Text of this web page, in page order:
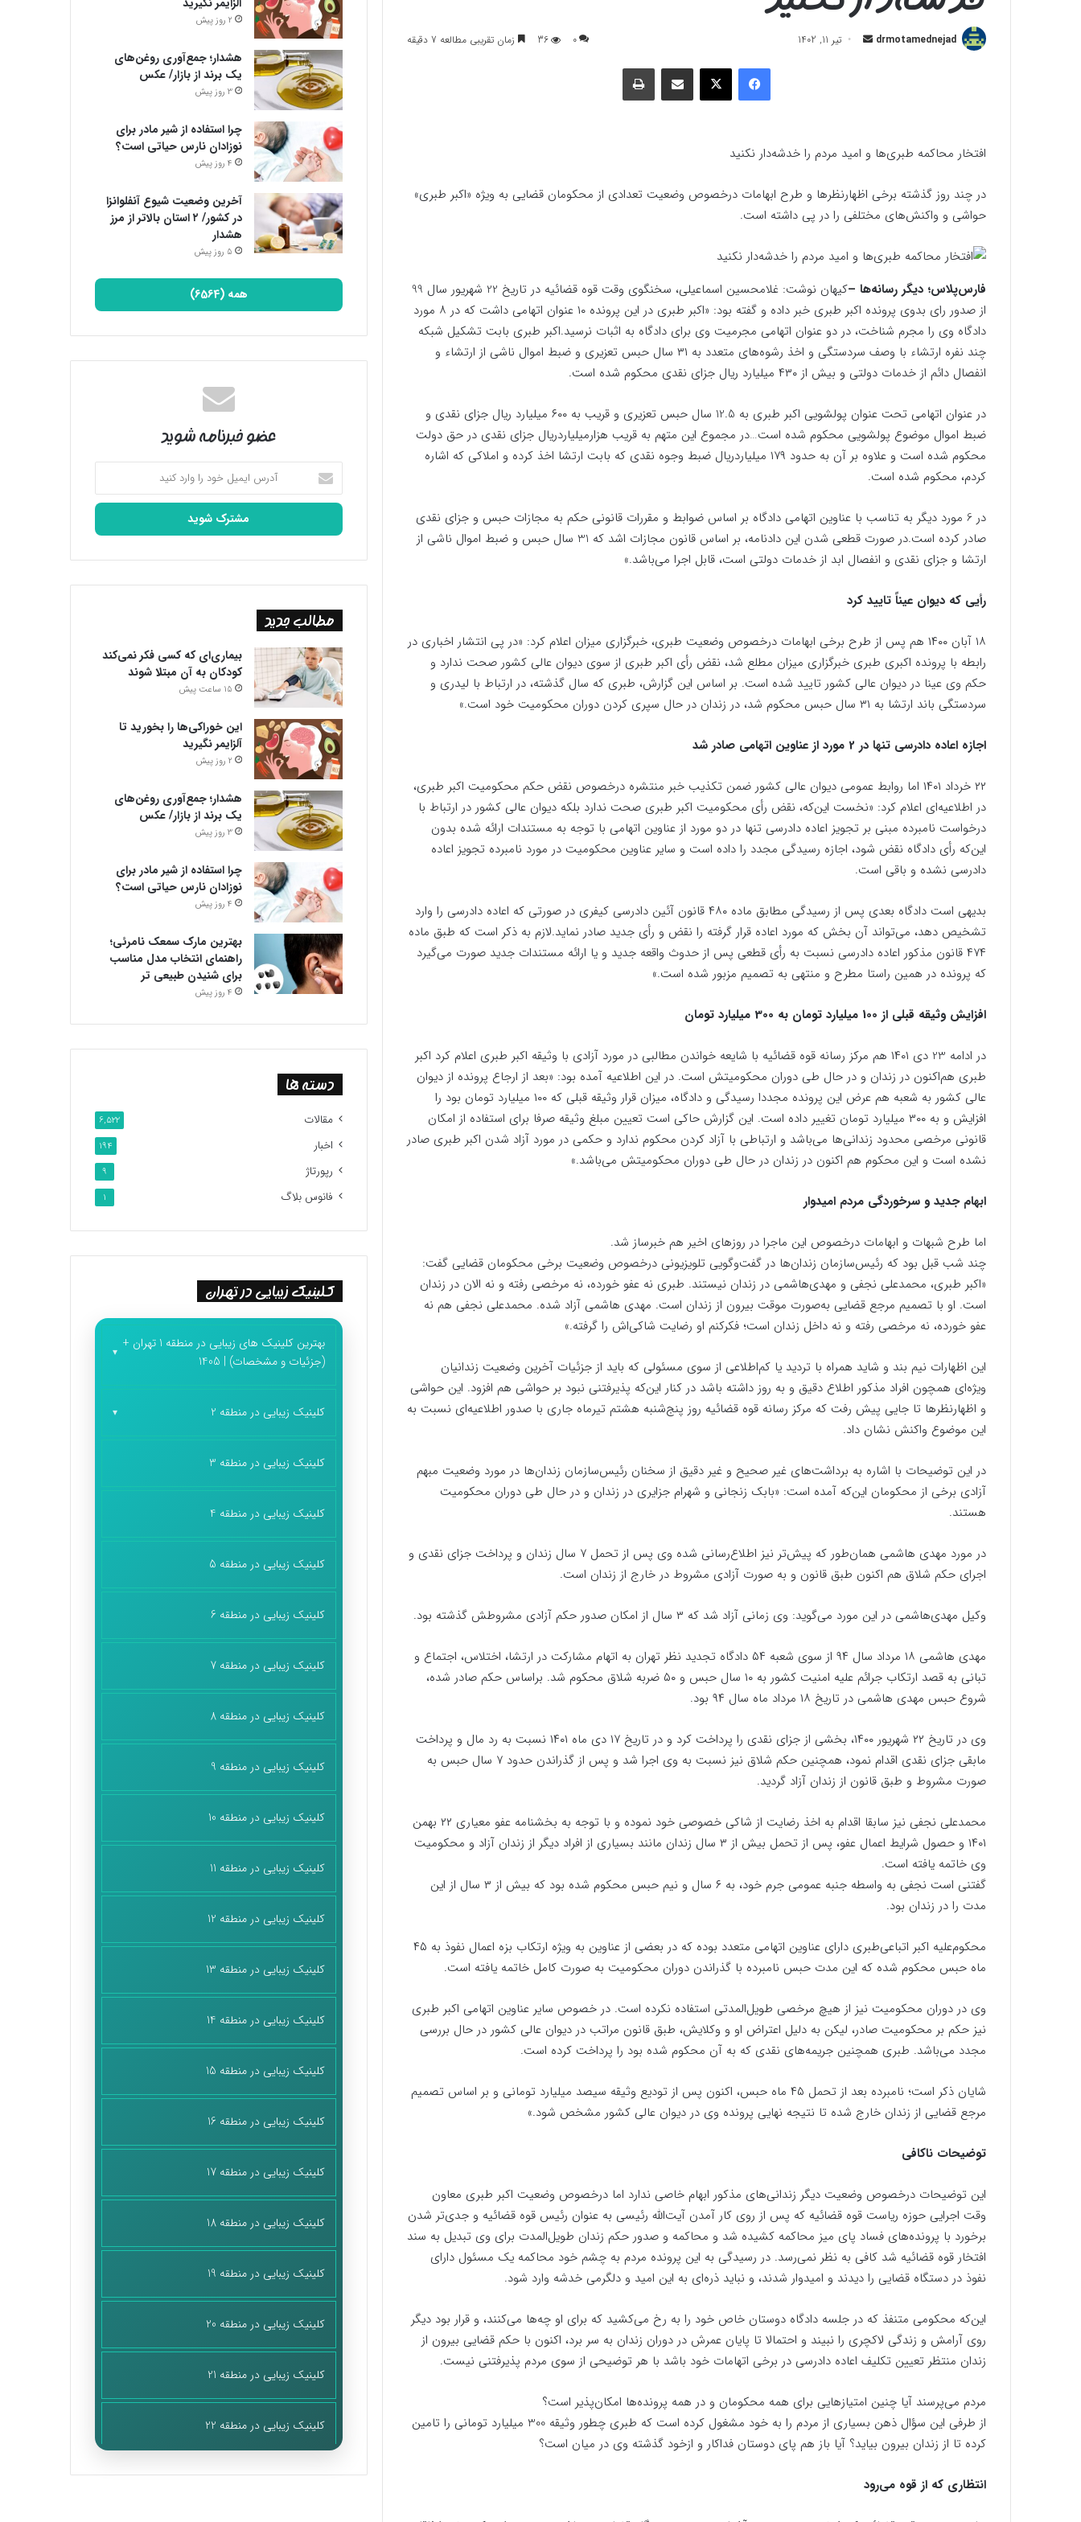
drmotamednejad
ارسال تیر 11, 1402 0
36 زمان تقریبی مطالعه 7 دقیقه
فیسبوک ایکس اشتراک گذاری با ایمیل چاپ
افتخار محاکمه طبری‌ها و امید مردم را خدشه‌دار نکنید
در چند روز گذشته برخی اظهارنظرها و طرح ابهامات درخصوص وضعیت تعدادی از محکومان قضایی به ویژه «اکبر طبری»
حواشی و واکنش‌های مختلفی را در پی داشته است.
فارس‌پلاس؛ دیگر رسانه‌ها –
کیهان نوشت: غلامحسین اسماعیلی، سخنگوی وقت قوه قضائیه در تاریخ 22 شهریور سال 99
از صدور رای بدوی پرونده اکبر طبری خبر داده و گفته بود: «اکبر طبری در این پرونده ۱۰ عنوان اتهامی داشت که در ۸ مورد
دادگاه وی را مجرم شناخت، در دو عنوان اتهامی ‌مجرمیت وی برای دادگاه به اثبات نرسید.اکبر طبری بابت تشکیل شبکه
چند نفره ارتشاء با وصف سردستگی و اخذ رشوه‌های متعدد به ۳۱ سال حبس تعزیری و ضبط اموال ناشی از ارتشاء و
انفصال دائم از خدمات دولتی و بیش از ۴۳۰ میلیارد ریال جزای نقدی محکوم شده است.
در عنوان اتهامی ‌تحت عنوان پولشویی اکبر طبری به 12.5 سال حبس تعزیری و قریب به ۶۰۰ میلیارد ریال جزای نقدی و
ضبط اموال موضوع پولشویی محکوم شده است…در مجموع این متهم به قریب هزارمیلیاردریال جزای نقدی در حق دولت
محکوم شده است و علاوه ‌بر آن به حدود ۱۷۹ میلیاردریال ضبط وجوه نقدی که بابت ارتشا اخذ کرده و املاکی که ‌‌اشاره
کردم، محکوم شده است.
در 6 مورد دیگر به تناسب با عناوین اتهامی ‌دادگاه بر اساس ضوابط و مقررات قانونی حکم به مجازات حبس و جزای نقدی
صادر کرده است.در صورت قطعی شدن این دادنامه، بر اساس قانون مجازات ‌اشد که 31 سال حبس و ضبط اموال ناشی از
ارتشا و جزای نقدی و انفصال ابد از خدمات دولتی است، قابل اجرا می‌باشد.»
رأیی که دیوان عیناً تایید کرد
۱۸ آبان ۱۴۰۰ هم پس از طرح برخی ابهامات درخصوص وضعیت طبری، خبرگزاری میزان اعلام کرد: «در پی انتشار اخباری در
رابطه با پرونده اکبری طبری خبرگزاری میزان مطلع شد، نقض رأی اکبر طبری از سوی دیوان عالی کشور صحت ندارد و
حکم وی عینا در دیوان عالی کشور تایید شده است. بر اساس این گزارش، طبری که سال گذشته، در ارتباط با لیدری و
سردستگی باند ارتشا به ۳۱ سال حبس محکوم شد، در زندان در حال سپری کردن دوران محکومیت خود است.»
اجازه اعاده دادرسی تنها در 2 مورد از عناوین اتهامی صادر شد
۲۲ خرداد ۱۴۰۱ اما روابط عمومی دیوان عالی کشور ضمن تکذیب خبر منتشره درخصوص نقض حکم محکومیت اکبر طبری،
در اطلاعیه‌ای اعلام کرد: «نخست این‌که، نقض رأی محکومیت اکبر طبری صحت ندارد بلکه دیوان عالی کشور در ارتباط با
درخواست نامبرده مبنی بر تجویز اعاده دادرسی تنها در دو مورد از عناوین اتهامی با توجه به مستندات ارائه شده بدون
این‌که رأی دادگاه نقض شود، اجازه رسیدگی مجدد را داده است و سایر عناوین محکومیت در مورد نامبرده تجویز اعاده
دادرسی نشده و باقی است.
بدیهی است دادگاه بعدی پس از رسیدگی مطابق ماده ۴۸۰ قانون آئین دادرسی کیفری در صورتی که اعاده دادرسی را وارد
تشخیص دهد، می‌تواند آن بخش که مورد اعاده قرار گرفته را نقض و رأی جدید صادر نماید.لازم به ذکر است که طبق ماده
۴۷۴ قانون مذکور اعاده دادرسی نسبت به رأی قطعی پس از حدوث واقعه جدید و یا ارائه مستندات جدید صورت می‌گیرد
که پرونده در همین راستا مطرح و منتهی به تصمیم مزبور شده است.»
افزایش وثیقه قبلی از 100 میلیارد تومان به 300 میلیارد تومان
در ادامه 23 دی ۱۴۰۱ هم مرکز رسانه قوه قضائیه با شایعه خواندن مطالبی در مورد آزادی با وثیقه اکبر طبری اعلام کرد اکبر
طبری هم‌اکنون در زندان و در حال طی دوران محکومیتش است. در این اطلاعیه آمده بود: «بعد از ارجاع پرونده از دیوان
عالی کشور به شعبه هم عرض این پرونده مجددا رسیدگی و‌ دادگاه، میزان قرار وثیقه قبلی که ۱۰۰ میلیارد تومان بود را
افزایش و به ۳۰۰ میلیارد تومان تغییر داده است. این گزارش حاکی است تعیین مبلغ وثیقه صرفا برای استفاده از امکان
قانونی مرخصی محدود زندانی‌ها می‌باشد و ارتباطی با آزاد کردن محکوم ندارد و حکمی در مورد آزاد شدن اکبر طبری صادر
نشده است و این محکوم هم اکنون در زندان در حال طی دوران محکومیتش می‌باشد.»
ابهام جدید و سرخوردگی مردم امیدوار
اما طرح شبهات و ابهامات درخصوص این ماجرا در روزهای اخیر هم خبرساز شد.
چند شب قبل بود که رئیس‌سازمان زندان‌ها در گفت‌و‌گویی تلویزیونی درخصوص وضعیت برخی محکومان قضایی گفت:
«اکبر طبری، محمدعلی نجفی و مهدی‌هاشمی در زندان نیستند. طبری نه عفو خورده، نه مرخصی رفته و نه الان در زندان
است. او با تصمیم مرجع قضایی به‌صورت موقت بیرون از زندان است‌. مهدی ‌هاشمی آزاد شده. محمدعلی نجفی هم نه
عفو خورده، نه مرخصی رفته و نه داخل زندان است؛ فکرکنم او رضایت شاکی‌اش را گرفته.»
این اظهارات نیم بند و شاید همراه با تردید یا کم‌اطلاعی از سوی مسئولی که باید از جزئیات آخرین وضعیت زندانیان
ویژه‌ای همچون افراد مذکور اطلاع دقیق و به روز داشته باشد در کنار این‌که پذیرفتنی نبود بر حواشی هم افزود. این حواشی
و اظهارنظرها تا جایی پیش رفت که مرکز رسانه قوه قضائیه روز پنج‌شنبه هشتم تیرماه جاری با صدور اطلاعیه‌ای نسبت به
این موضوع واکنش نشان داد.
در این توضیحات با ‌اشاره به برداشت‌های غیر صحیح و غیر دقیق از سخنان رئیس‌سازمان زندان‌ها در مورد وضعیت مبهم
آزادی برخی از محکومان این‌که آمده است: «بابک زنجانی و شهرام جزایری در زندان و در حال طی دوران محکومیت
هستند.
در مورد مهدی‌ هاشمی همان‌طور که پیش‌تر نیز اطلاع‌رسانی شده وی پس از تحمل ۷ سال زندان و پرداخت جزای نقدی و
اجرای حکم شلاق هم اکنون طبق قانون و به صورت آزادی مشروط در خارج از زندان است.
وکیل مهدی‌هاشمی در این مورد می‌گوید: وی زمانی آزاد شد که ۳ سال از امکان صدور حکم آزادی مشروطش گذشته بود.
مهدی‌ هاشمی ۱۸ مرداد سال ۹۴ از سوی شعبه ۵۴ دادگاه تجدید نظر تهران به اتهام مشارکت در ارتشا، اختلاس، اجتماع و
تبانی به قصد ارتکاب جرائم علیه امنیت کشور به ۱۰ سال حبس و ۵۰ ضربه شلاق محکوم شد. براساس حکم صادر شده،
شروع حبس مهدی ‌هاشمی در تاریخ ۱۸ مرداد ماه سال ۹۴ بود.
وی در تاریخ ۲۲ شهریور ۱۴۰۰، بخشی از جزای نقدی را پرداخت کرد و در تاریخ ۱۷ دی ماه ۱۴۰۱ نسبت به رد مال و پرداخت
مابقی جزای نقدی اقدام نمود، همچنین حکم شلاق نیز نسبت به وی اجرا شد و پس از گذراندن حدود ۷ سال حبس به
صورت مشروط و طبق قانون از زندان آزاد گردید.
محمدعلی نجفی نیز سابقا اقدام به اخذ رضایت از شاکی خصوصی خود نموده و با توجه به بخشنامه عفو معیاری ۲۲ بهمن
۱۴۰۱ و حصول شرایط اعمال عفو، پس از تحمل بیش از ۳ سال زندان مانند بسیاری از افراد دیگر از زندان آزاد و محکومیت
وی خاتمه یافته است.
گفتنی است نجفی به واسطه جنبه عمومی جرم خود، به ۶ سال و نیم حبس محکوم شده بود که بیش از ۳ سال از این
مدت را در زندان بود.
محکوم‌علیه اکبر اتباعی‌طبری دارای عناوین اتهامی متعدد بوده که در بعضی از عناوین به ویژه ارتکاب بزه اعمال نفوذ به ۴۵
ماه حبس محکوم شده که این مدت حبس نامبرده با گذراندن دوران محکومیت به صورت کامل خاتمه یافته است.
وی در دوران محکومیت نیز از هیچ مرخصی طویل‌المدتی استفاده نکرده است. در خصوص سایر عناوین اتهامی اکبر طبری
نیز حکم بر محکومیت صادر، لیکن به دلیل اعتراض او و وکلایش، طبق قانون مراتب در دیوان عالی کشور در حال بررسی
مجدد می‌باشد. طبری همچنین جریمه‌های نقدی که به آن محکوم شده بود را پرداخت کرده است.
شایان ذکر است؛ نامبرده بعد از تحمل ۴۵ ماه حبس، اکنون پس از تودیع وثیقه سیصد میلیارد تومانی و بر اساس تصمیم
مرجع قضایی از زندان خارج شده تا نتیجه نهایی پرونده وی در دیوان عالی کشور مشخص شود.»
توضیحات ناکافی
این توضیحات درخصوص وضعیت دیگر زندانی‌های مذکور ابهام خاصی ندارد اما درخصوص وضعیت اکبر طبری معاون
وقت اجرایی حوزه ریاست قوه قضائیه که پس از روی کار آمدن آیت‌الله رئیسی به عنوان رئیس ‌قوه قضائیه و جدی‌تر شدن
برخورد با پرونده‌های فساد پای میز محاکمه کشیده شد و محاکمه و صدور حکم زندان طویل‌المدت برای وی تبدیل به سند
افتخار قوه قضائیه شد کافی به نظر نمی‌رسد. در رسیدگی به این پرونده مردم به چشم خود محاکمه یک مسئول دارای
نفوذ در دستگاه قضایی را دیدند و امیدوار شدند، و نباید ذره‌ای به این امید و دلگرمی خدشه وارد شود.
این‌که محکومی متنفذ که در جلسه دادگاه دوستان خاص خود را به رخ می‌کشید که برای او چه‌ها می‌کنند، و قرار بود دیگر
روی آرامش و زندگی لاکچری را نبیند و احتمالا تا پایان عمرش در دوران زندان به سر برد، اکنون با حکم قضایی بیرون از
زندان منتظر تعیین تکلیف اعاده دادرسی در برخی اتهامات خود باشد با هر توضیحی از سوی مردم پذیرفتنی نیست.
مردم می‌پرسند آیا چنین امتیاز‌هایی برای همه محکومان و در همه پرونده‌ها امکان‌پذیر است؟
از طرفی این سؤال ذهن بسیاری از مردم را به خود مشغول کرده است که طبری چطور وثیقه 300 میلیارد تومانی را تامین
کرده تا از زندان بیرون بیاید؟ آیا باز هم پای دوستان فداکار و ازخود گذشته وی در میان است؟
انتظاری که از قوه می‌رود
2 روز پیش
هشدار؛ جمع‌آوری روغن‌های
یک برند از بازار/ عکس
3 روز پیش
چرا استفاده از شیر مادر برای
نوزادان نارس حیاتی است؟
4 روز پیش
آخرین وضعیت شیوع آنفلوانزا
در کشور/ ۲ استان بالاتر از مرز
هشدار
5 روز پیش
همه (6564)
عضو خبرنامه شوید
آدرس
ایمیل
خود
وارد
مطالب جدید
بیماری‌ای که کسی فکر نمی‌کند
کودکان به آن مبتلا شوند
15 ساعت پیش
این خوراکی‌ها را بخورید تا
آلزایمر نگیرید
2 روز پیش
هشدار؛ جمع‌آوری روغن‌های
یک برند از بازار/ عکس
3 روز پیش
چرا استفاده از شیر مادر برای
نوزادان نارس حیاتی است؟
4 روز پیش
بهترین مارک سمعک نامرئی؛
راهنمای انتخاب مدل مناسب
برای شنیدن طبیعی تر
4 روز پیش
دسته ها
مقالات 6,522
اخبار 194
رپورتاژ 9
فانوس بلاگ 1
کلینیک زیبایی در تهران
بهترین کلینیک های زیبایی در منطقه 1 تهران +
(جزئیات و مشخصات) | 1405
کلینیک زیبایی در منطقه 2
کلینیک زیبایی در منطقه 3
کلینیک زیبایی در منطقه 4
کلینیک زیبایی در منطقه 5
کلینیک زیبایی در منطقه 6
کلینیک زیبایی در منطقه 7
کلینیک زیبایی در منطقه 8
کلینیک زیبایی در منطقه 9
کلینیک زیبایی در منطقه 10
کلینیک زیبایی در منطقه 11
کلینیک زیبایی در منطقه 12
کلینیک زیبایی در منطقه 13
کلینیک زیبایی در منطقه 14
کلینیک زیبایی در منطقه 15
کلینیک زیبایی در منطقه 16
کلینیک زیبایی در منطقه 17
کلینیک زیبایی در منطقه 18
کلینیک زیبایی در منطقه 19
کلینیک زیبایی در منطقه 20
کلینیک زیبایی در منطقه 21
کلینیک زیبایی در منطقه 22